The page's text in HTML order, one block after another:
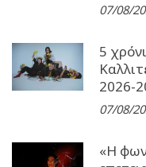
07/08/
5
2026-
07/08/
«Η